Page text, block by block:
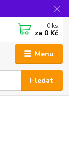
Menu
Hledat
0 ks
za 0 Kč